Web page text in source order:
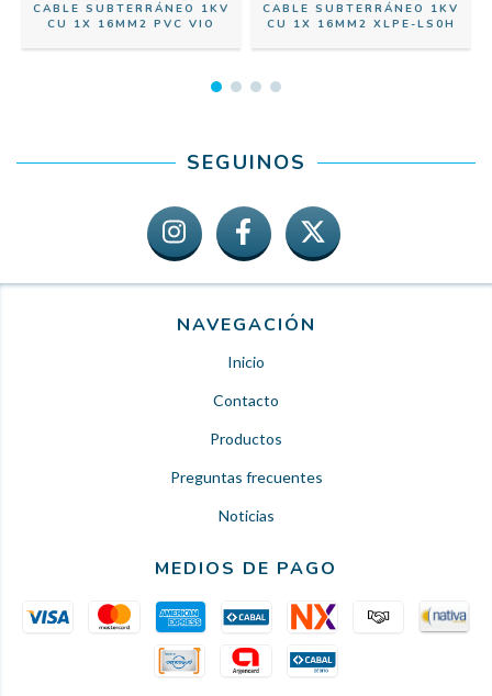
CABLE SUBTERRÁNEO 1KV
CU 1X 16MM2 PVC VIO
CABLE SUBTERRÁNEO 1KV
CU 1X 16MM2 XLPE-LS0H
SEGUINOS
NAVEGACIÓN
Inicio
Contacto
Productos
Preguntas frecuentes
Noticias
MEDIOS DE PAGO